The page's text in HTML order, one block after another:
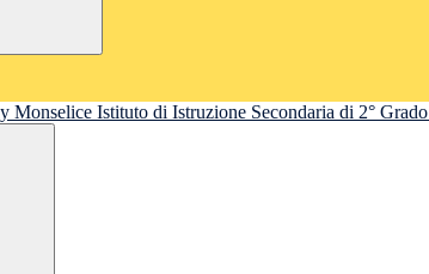
Istituto di Istruzione Secondaria di 2° Grado